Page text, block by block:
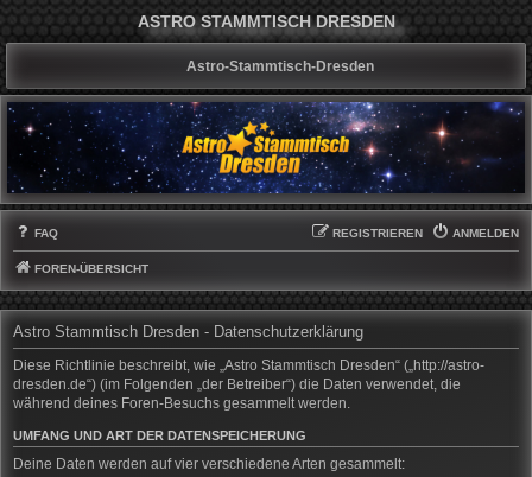
ASTRO STAMMTISCH DRESDEN
Astro-Stammtisch-Dresden
FAQ ANMELDEN
REGISTRIEREN
FOREN-ÜBERSICHT
Astro Stammtisch Dresden - Datenschutzerklärung
Diese Richtlinie beschreibt, wie „Astro Stammtisch Dresden“ („http://astro-
dresden.de“) (im Folgenden „der Betreiber“) die Daten verwendet, die
während deines Foren-Besuchs gesammelt werden.
UMFANG UND ART DER DATENSPEICHERUNG
Deine Daten werden auf vier verschiedene Arten gesammelt: